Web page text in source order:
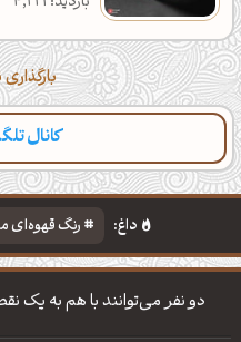
کانال
دسته‌بندی مطالب تازه
داغ: رنگ قهوه‌ای
دانلود والپیپر مذهبی
دو نفر می‌توانند با هم به یک